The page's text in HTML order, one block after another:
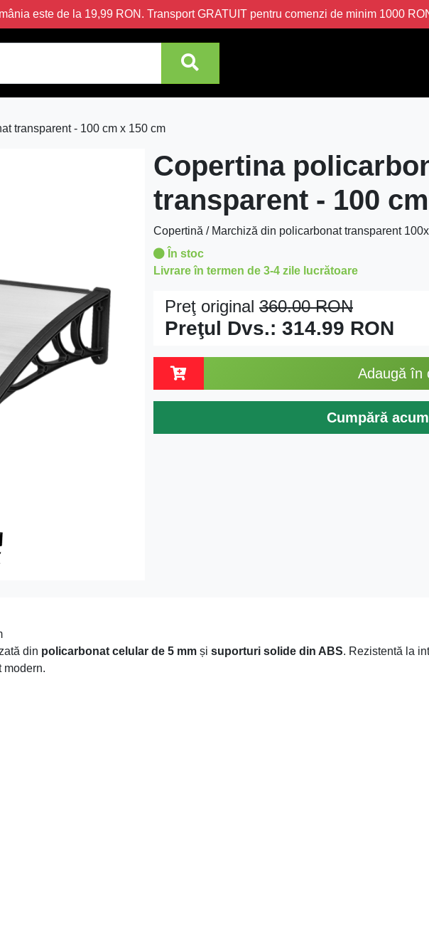
este de la 19,99 RON. Transport GRATUIT pentru comenzi de minim 1000
transparent - 100 cm x 150 cm
Copertina
transparent - 100
Copertină / Marchiză din policarbonat transparent
În stoc
Livrare în termen de 3-4 zile lucrătoare
Preţ original 360.00RON
Preţul Dvs.: 314.99 RON
Adaugă în
Cumpără acum
din policarbonat celular de 5 mm și suporturi solide din ABS. Rezistentă la
modern.